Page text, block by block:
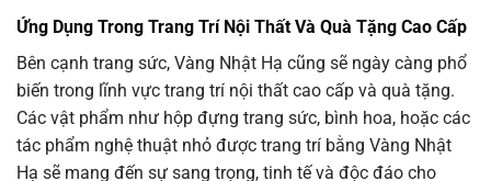
Ứng Dụng Trong Trang Trí Nội Thất Và Quà Tặng Cao Cấp
Bên cạnh trang sức, Vàng Nhật Hạ cũng sẽ ngày càng phổ
biến trong lĩnh vực trang trí nội thất cao cấp và quà tặng.
Các vật phẩm như hộp đựng trang sức, bình hoa, hoặc các
tác phẩm nghệ thuật nhỏ được trang trí bằng Vàng Nhật
Hạ sẽ mang đến sự sang trọng, tinh tế và độc đáo cho